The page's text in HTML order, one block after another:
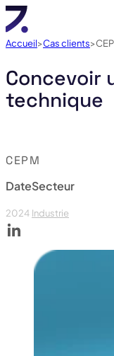
Accueil Cas clients
Concevoir
technique
CEPM
Date
2024
Secteur
Industrie
Voir le linked in de